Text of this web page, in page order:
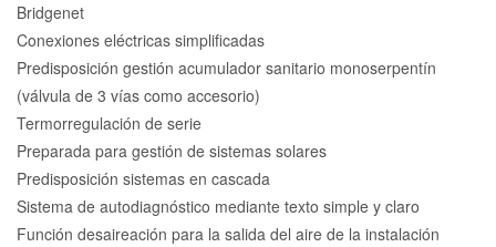
Bridgenet
Conexiones eléctricas simplificadas
Predisposición gestión acumulador sanitario monoserpentín
(válvula de 3 vías como accesorio)
Termorregulación de serie
Preparada para gestión de sistemas solares
Predisposición sistemas en cascada
Sistema de autodiagnóstico mediante texto simple y claro
Función desaireación para la salida del aire de la instalación